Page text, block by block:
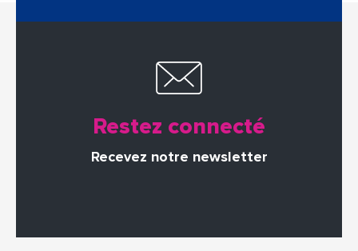
Restez connecté
Recevez notre newsletter